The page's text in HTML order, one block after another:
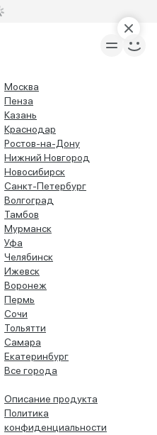
Москва
Пенза
Казань
Краснодар
Ростов-на-Дону
Нижний Новгород
Новосибирск
Санкт-Петербург
Волгоград
Тамбов
Мурманск
Уфа
Челябинск
Ижевск
Воронеж
Пермь
Сочи
Тольятти
Самара
Екатеринбург
Все города
Описание продукта
Политика
конфиденциальности